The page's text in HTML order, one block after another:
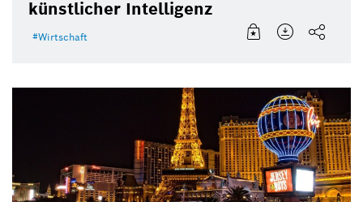
künstlicher Intelligenz
Wirtschaft